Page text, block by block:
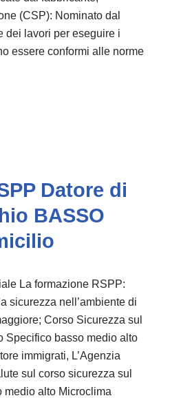
(CSP): Nominato dal
dei lavori per eseguire i
essere conformi alle norme
Datore di
BASSO
La formazione RSPP:
sicurezza nell’ambiente di
Corso Sicurezza sul
Specifico basso medio alto
immigrati, L’Agenzia
sul corso sicurezza sul
alto Microclima